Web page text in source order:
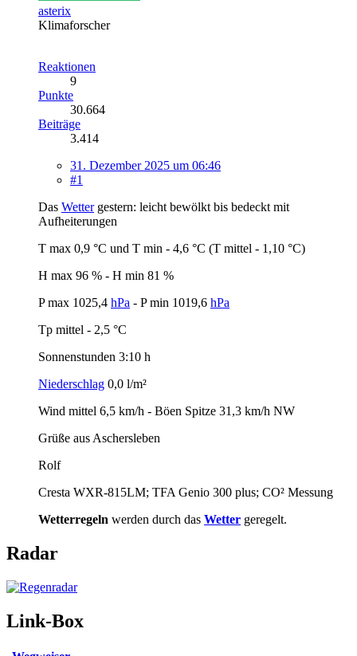
asterix
Klimaforscher
Reaktionen
9
Punkte
30.664
Beiträge
3.414
31. Dezember 2025 um 06:46
#1
Das Wettergestern: leicht bewölkt bis bedeckt mit
Aufheiterungen
T max 0,9 °C und T min - 4,6 °C (T mittel - 1,10 °C)
H max 96 % - H min 81 %
P max 1025,4 hPa - P min 1019,6 hPa
Tp mittel - 2,5 °C
Sonnenstunden 3:10 h
Niederschlag 0,0 l/m²
Wind mittel 6,5 km/h - Böen Spitze 31,3 km/h NW
Grüße aus Aschersleben
Rolf
Cresta WXR-815LM; TFA Genio 300 plus; CO² Messung
Wetterregeln werden durch das Wetter geregelt.
Radar
Link-Box